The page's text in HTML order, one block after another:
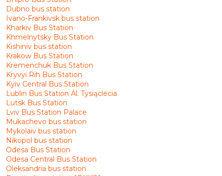
Dubno bus station
Ivano-Frankivsk bus station
Kharkiv Bus Station
Khmelnytsky Bus Station
Kishiniv bus station
Krakow Bus Station
Kremenchuk Bus Station
Kryvyi Rih Bus Station
Kyiv Central Bus Station
Lublin Bus Station Al. Tysiąclecia
Lutsk Bus Station
Lviv Bus Station Palace
Mukachevo bus station
Mykolaiv bus station
Nikopol bus station
Odesa Bus Station
Odesa Central Bus Station
Oleksandria bus station